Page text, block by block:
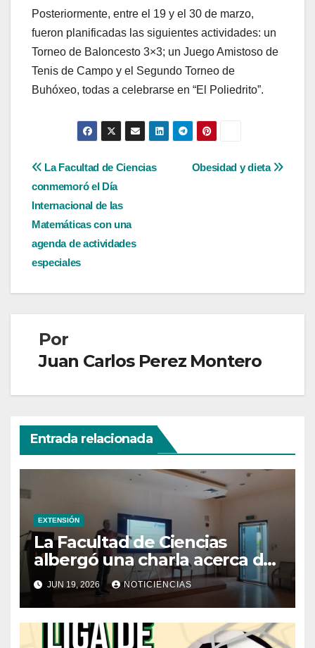
Posteriormente, entre el 19 y el 30 de marzo,
fueron planificadas las siguientes actividades: un
Torneo de Baloncesto 3×3; un Juego Amistoso de
Tenis de Campo y el Segundo Torneo de
Buhóxeo, todas a celebrarse en “El Poliedrito”.
Navegación
de
entradas
Obesidad y dieta
La Facultad de Ciencias
conmemoró el Día
Internacional de las
Matemáticas con una
agenda de actividades
especiales
Por
Juan Carlos Perez Montero
Entrada relacionada
EXTENSIÓN
La Facultad de Ciencias
albergó una charla acerca de
la transformación hacia la
refrigeración sostenible
JUN 19, 2026 NOTICIENCIAS